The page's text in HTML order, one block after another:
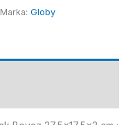
Marka: Globy